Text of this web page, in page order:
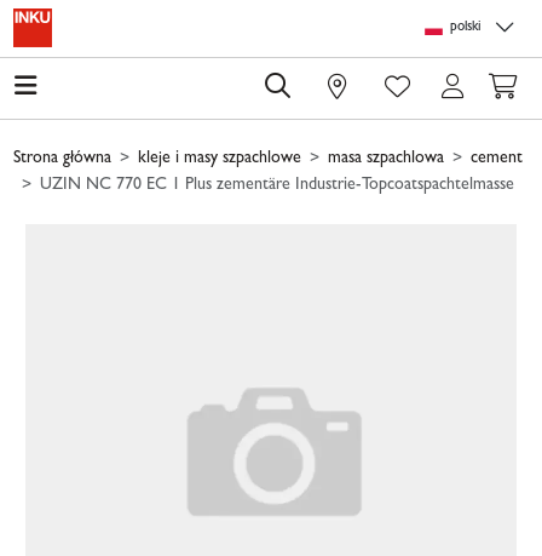
Skip to main content
polski
0
Strona główna kleje i masy szpachlowe masa szpachlowa
cement
UZIN NC 770 EC 1 Plus zementäre Industrie-Topcoatspachtelmasse